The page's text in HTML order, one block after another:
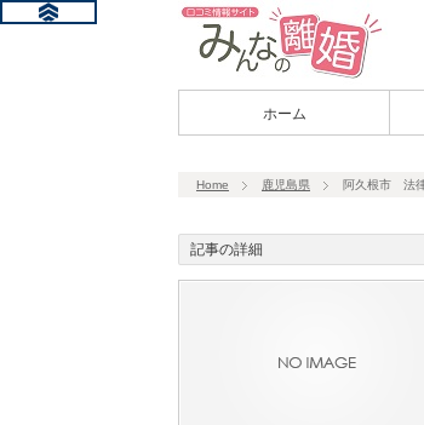
ホーム
Home 鹿児島県 阿久根市 法
記事の詳細